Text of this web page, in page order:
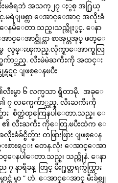
မခံရဘဲ အသက္၂၇ ႏွစ္ အ႐ြယ္
မရဲျဖစ္ကာ ေအာင္ေအာင္ အလိုးခံ
နမိေတာ.သည္၊သည္လိုႏွင္. ေနာ
င္ေအာင္ထိုင္ကာ စာအုပ္တအုပ္ ဖတ္ေ
လွမ္းၾကည္.လိုက္ရာေအာက္စလြ
က်ာ္သည္. လီးမဲမဲႀကီးကို အထင္း
ရင္ရင္ ျဖစ္ေနၿပီး
းမွာ ၆ လက္မသာ ရွိတာမို. အခုေ
၇ လက္မေက်ာ္သည္. လီးႀကီးကို
ား စိတ္ထဲထႂကြေနပါေတာ.သည္၊ ေ
လီးႀကီး ကိုေတြ.ၿပီးထဲက ေ
င္စိတ္မ်ား တဖြားဖြား ျဖစ္ေန
စားရင္း တေန.လုံး ေအာင္ေအာ
ေနပါေတာ.သည္၊ သည္လိုနဲ. ေနာ
ာရီခန္. တြင္ မီး႐ုတ္တရက္ပ်က္သြား
မွာ “ ဟဲ. ေအာင္ေအာင္ မီးခ်စ္ယူ